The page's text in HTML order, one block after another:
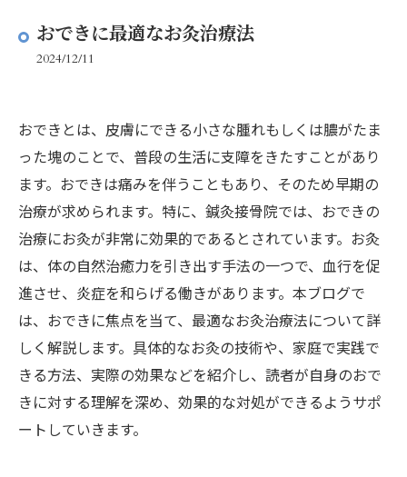
おできに最適なお灸治療法
2024/12/11
おできとは、皮膚にできる小さな腫れもしくは膿がたま
った塊のことで、普段の生活に支障をきたすことがあり
ます。おできは痛みを伴うこともあり、そのため早期の
治療が求められます。特に、鍼灸接骨院では、おできの
治療にお灸が非常に効果的であるとされています。お灸
は、体の自然治癒力を引き出す手法の一つで、血行を促
進させ、炎症を和らげる働きがあります。本ブログで
は、おできに焦点を当て、最適なお灸治療法について詳
しく解説します。具体的なお灸の技術や、家庭で実践で
きる方法、実際の効果などを紹介し、読者が自身のおで
きに対する理解を深め、効果的な対処ができるようサポ
ートしていきます。